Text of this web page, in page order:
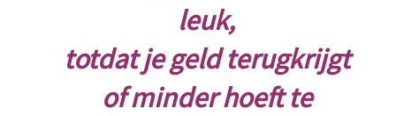
leuk,
totdat je geld terugkrijgt
of minder hoeft te